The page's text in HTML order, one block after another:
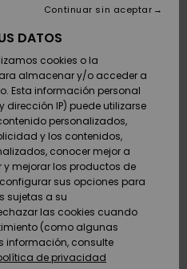
y
y
de
DATOS
cookies o la
almacenar y/o acceder a
Esta información personal
IP) puede utilizarse
personalizados,
y los contenidos,
conocer mejor a
mejorar los productos de
sus opciones para
sujetas a su
las cookies cuando
(como algunas
información, consulte
de privacidad
Continuar sin aceptar